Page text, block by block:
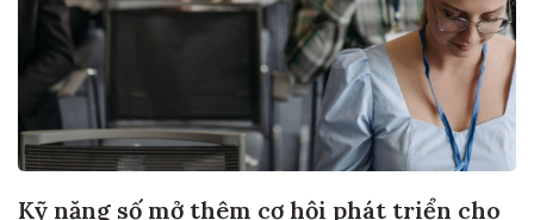
Kỹ năng số mở thêm cơ hội phát triển cho